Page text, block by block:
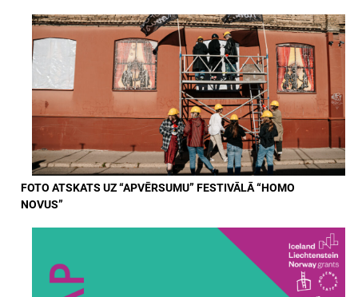
FOTO ATSKATS UZ “APVĒRSUMU” FESTIVĀLĀ “HOMO
NOVUS”